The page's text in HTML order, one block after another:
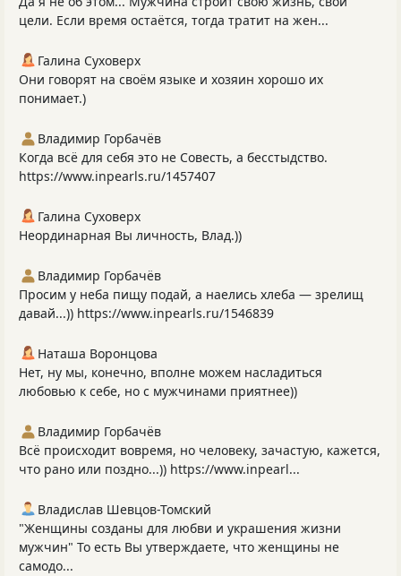
цели. Если время остаётся, тогда тратит на жен...
Галина Суховерх
Они говорят на своём языке и хозяин хорошо их
понимает.)
Владимир Горбачёв
Когда всё для себя это не Совесть, а бесстыдство.
https://www.inpearls.ru/1457407
Галина Суховерх
Неординарная Вы личность, Влад.))
Владимир Горбачёв
Просим у неба пищу подай, а наелись хлеба — зрелищ
давай...)) https://www.inpearls.ru/1546839
Наташа Воронцова
Нет, ну мы, конечно, вполне можем насладиться
любовью к себе, но с мужчинами приятнее))
Владимир Горбачёв
Всё происходит вовремя, но человеку, зачастую, кажется,
что рано или поздно...)) https://www.inpearl...
Владислав Шевцов-Томский
"Женщины созданы для любви и украшения жизни
мужчин" То есть Вы утверждаете, что женщины не
самодо...